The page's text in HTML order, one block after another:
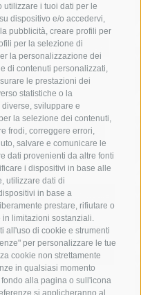
utilizzare i tuoi dati per le
dispositivo e/o accedervi,
pubblicità, creare profili per
per la selezione di
la personalizzazione dei
di contenuti personalizzati,
le prestazioni dei
statistiche o la
sviluppare e
la selezione dei contenuti,
frodi, correggere errori,
salvare e comunicare le
dati provenienti da altre fonti
i dispositivi in base alle
utilizzare dati di
in base a
prestare, rifiutare o
limitazioni sostanziali.
all'uso di cookie e strumenti
per personalizzare le tue
cookie non strettamente
in qualsiasi momento
alla pagina o sull'icona
si applicheranno al
arresto
capri
carabinieri
elezioni
costiera
incidente
massa lubrense
ordinanza
polizia municipale
sant'agnello
temporali
treni
vincenzo de luca